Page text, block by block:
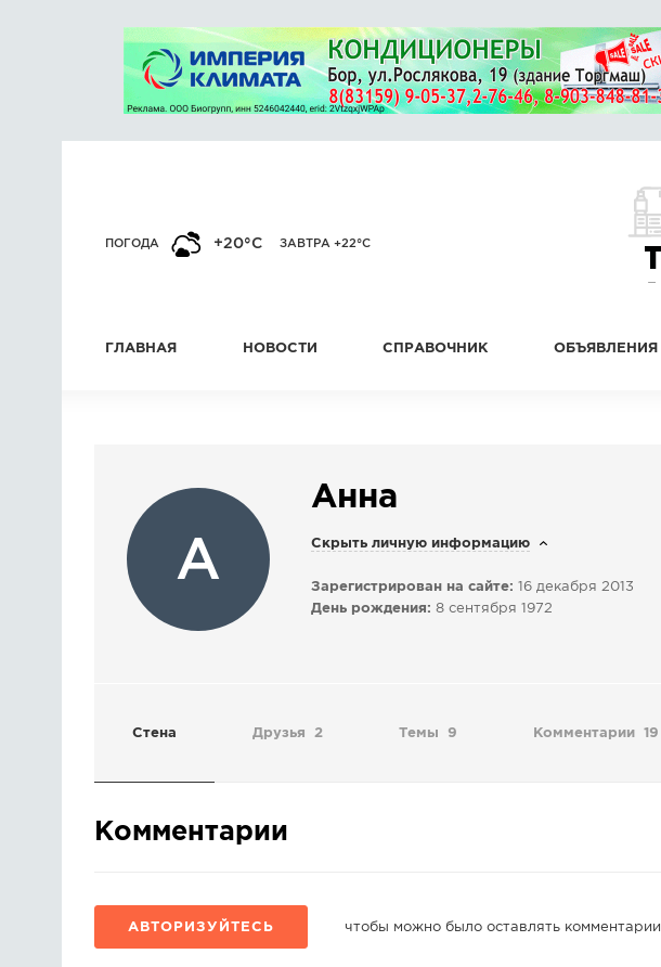
ПОГОДА +20°C ЗАВТРА +22°C
ГЛАВНАЯ НОВОСТИ СПРАВОЧНИК ОБЪЯВЛЕНИЯ
А
Анна
Скрыть личную информацию
Зарегистрирован на сайте: 16 декабря 2013
День рождения: 8 сентября 1972
Стена Друзья 2 Темы 9 Комментарии 19
Комментарии
АВТОРИЗУЙТЕСЬ чтобы можно было оставлять комментарии